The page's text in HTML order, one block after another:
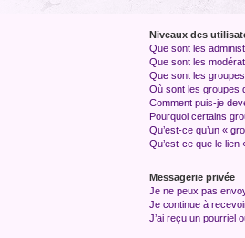
Niveaux des
Que sont les
Que sont les
Que sont les
Où sont les groupes
Comment puis-je
Pourquoi certains
Qu’est-ce qu’un «
Qu’est-ce que le lien
Messagerie privée
Je ne peux pas
Je continue à
J’ai reçu un pourriel